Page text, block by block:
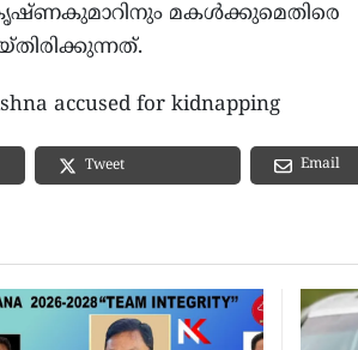
മകള്‍ക്കുമെതിരെ
accused for kidnapping
Tweet Email